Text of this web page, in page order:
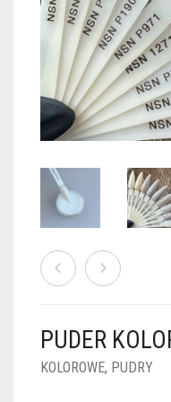
PUDRY BROKATOWE
PUDRY Z
PUDRY KOLOR PUR
PUDRY BUDUJĄCE
PUDRY DO FRENCH
PUDRY GALAXY
PUDRY SPARKLE
PUDRY TERMICZNE
PUDRY ŚWIECĄCE
FOIL DIP
KOSZYK
PUDER
KOLOROWE, PUDRY